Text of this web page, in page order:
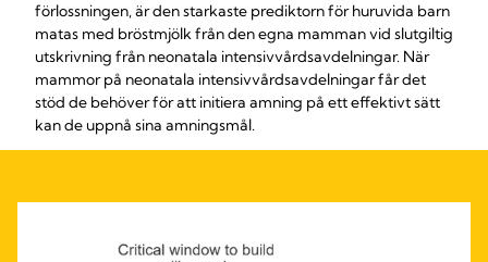
förlossningen, är den starkaste prediktorn för huruvida barn
matas med bröstmjölk från den egna mamman vid slutgiltig
utskrivning från neonatala intensivvårdsavdelningar. När
mammor på neonatala intensivvårdsavdelningar får det
stöd de behöver för att initiera amning på ett effektivt sätt
kan de uppnå sina amningsmål.